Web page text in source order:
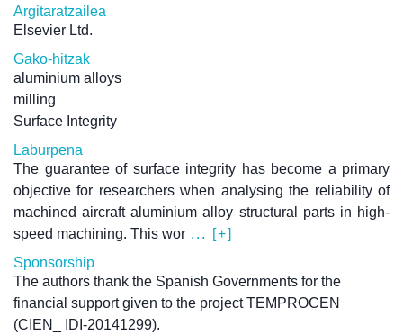
Argitaratzailea
Elsevier Ltd.
Gako-hitzak
aluminium alloys
milling
Surface Integrity
Laburpena
The guarantee of surface integrity has become a primary
objective for researchers when analysing the reliability of
machined aircraft aluminium alloy structural parts in high-
speed machining. This wor ... [+]
Sponsorship
The authors thank the Spanish Governments for the
financial support given to the project TEMPROCEN
(CIEN_ IDI-20141299).